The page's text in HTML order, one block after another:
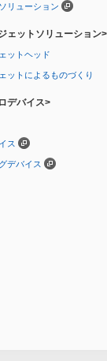
リューション
ェットソリューション>
ットヘッド
ットによるものづくり
デバイス>
ス
デバイス